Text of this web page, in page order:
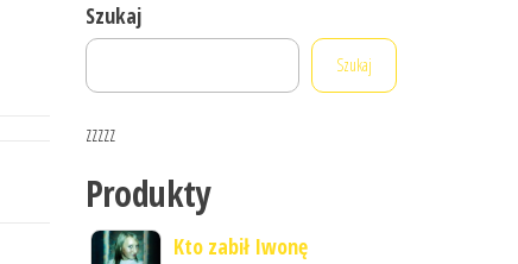
Szukaj
Szukaj
zzzzz
Produkty
Kto zabił Iwonę